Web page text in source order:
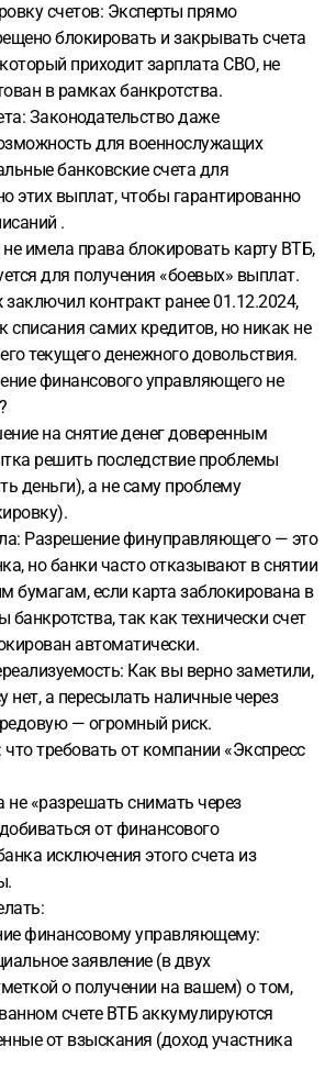
счетов: Эксперты прямо
блокировать и закрывать счета
приходит зарплата СВО, не
в рамках банкротства.
Законодательство даже
для военнослужащих
банковские счета для
этих выплат, чтобы гарантированно
.
имела права блокировать карту ВТБ,
для получения «боевых» выплат.
контракт ранее 01.12.2024,
списания самих кредитов, но никак не
текущего денежного довольствия.
финансового управляющего не
на снятие денег доверенным
решить последствие проблемы
деньги), а не саму проблему
Разрешение финуправляющего — это
но банки часто отказывают в снятии
бумагам, если карта заблокирована в
так как технически счет
автоматически.
Как вы верно заметили,
нет, а пересылать наличные через
— огромный риск.
требовать от компании «Экспресс
«разрешать снимать через
от финансового
исключения этого счета из
финансовому управляющему:
заявление (в двух
о получении на вашем) о том,
счете ВТБ аккумулируются
от взыскания (доход участника